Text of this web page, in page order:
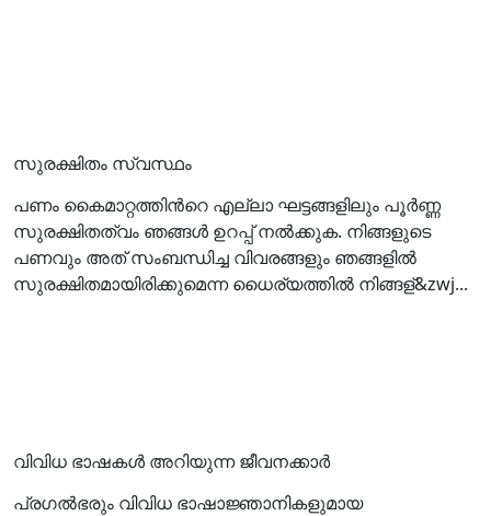
സുരക്ഷിതം സ്വസ്ഥം
പണം കൈമാറ്റത്തിന്‍റെ എല്ലാ ഘട്ടങ്ങളിലും പൂര്‍ണ്ണ
സുരക്ഷിതത്വം ഞങ്ങള്‍ ഉറപ്പ് നല്‍ക്കുക. നിങ്ങളുടെ
പണവും അത് സംബന്ധിച്ച വിവരങ്ങളും ഞങ്ങളില്‍
സുരക്ഷിതമായിരിക്കുമെന്ന ധൈര്യത്തില്‍ നിങ്ങള്&zwj...
വിവിധ ഭാഷകള്‍ അറിയുന്ന ജീവനക്കാര്‍
പ്രഗല്‍ഭരും വിവിധ ഭാഷാജ്ഞാനികളുമായ